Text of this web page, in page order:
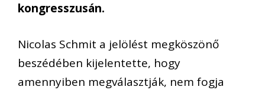
kongresszusán.
Nicolas Schmit a jelölést megköszönő
beszédében kijelentette, hogy
amennyiben megválasztják, nem fogja